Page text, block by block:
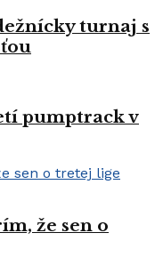
turnaj s
pumptrack v
že sen o